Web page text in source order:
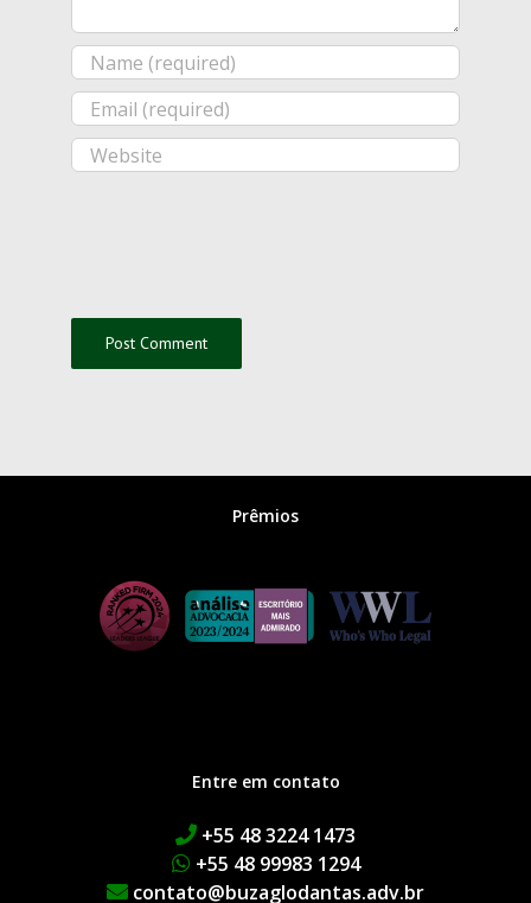
Prêmios
Entre em contato
+55 48 3224 1473
+55 48 99983 1294
contato@buzaglodantas.adv.br